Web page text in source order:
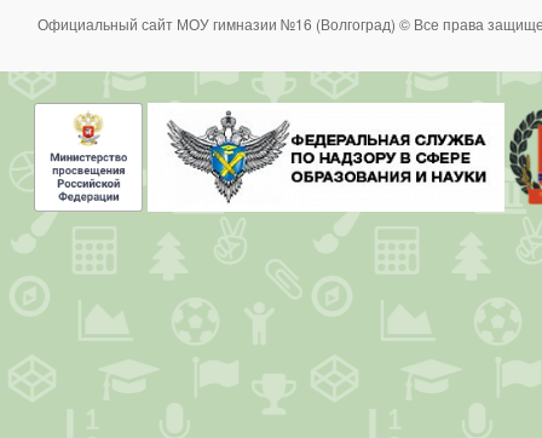
Официальный сайт МОУ гимназии №16 (Волгоград) © Все права